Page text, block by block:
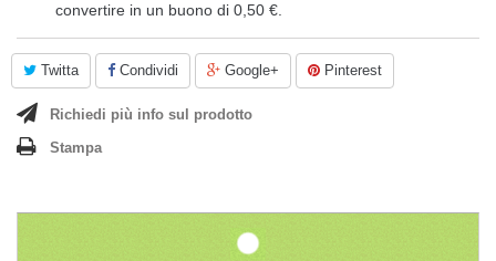
convertire in un buono di 0,50 €
Twitta Condividi Google+ Pinterest
Richiedi più info sul prodotto
Stampa